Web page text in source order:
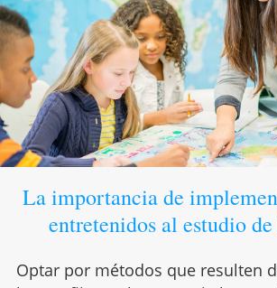
La importancia de
entretenidos al estudio
Optar por métodos que resulten